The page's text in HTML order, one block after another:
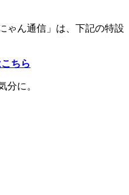
ゃん通信」は、下記の特設
ちら
分に。